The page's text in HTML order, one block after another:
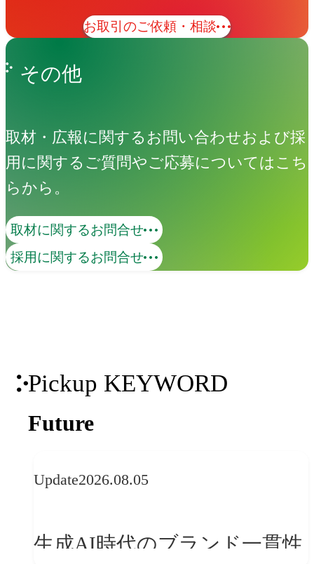
お取引のご依頼・相談
その他
取材・広報に関するお問い合わせおよび採
用に関するご質問やご応募についてはこち
らから。
取材に関するお問合せ
採用に関するお問合せ
Pickup KEYWORD
Future
Update2026.08.05
生成AI時代のブランド一貫性